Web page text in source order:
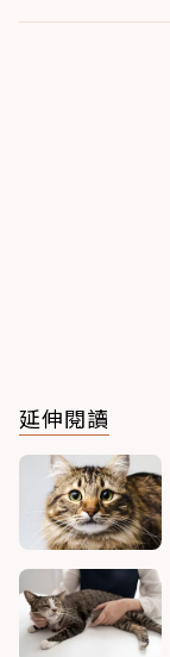
延伸閱讀